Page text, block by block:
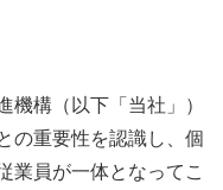
機構（以下「当社」）
の重要性を認識し、個
業員が一体となってこ